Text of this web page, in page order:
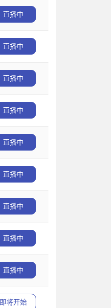
直播中
直播中
直播中
直播中
直播中
直播中
直播中
直播中
直播中
即将开始